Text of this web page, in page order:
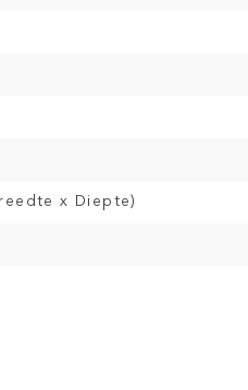
x Diepte)